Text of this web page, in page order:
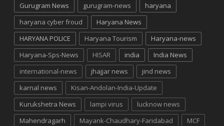
Gurugram News
gurugram-news
haryana
haryana cyber froud
Haryana News
HARYANA POLICE
Haryana Tourism
Haryana-news
Haryana-Sps-News
HISAR india
India News
international-news
jhajjar news
jind news
karnal news
Kisan-Andolan-India-Update
Kurukshetra News
lampi virus
lucknow news
Mahendragarh
Mayank-Chaudhary-Faridabad MCF